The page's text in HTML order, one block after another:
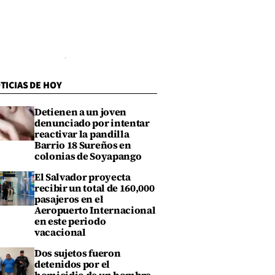
DE HOY
Detienen a un joven
denunciado por intentar
reactivar la pandilla
Barrio 18 Sureños en
colonias de Soyapango
El Salvador proyecta
recibir un total de 160,000
pasajeros en el
Aeropuerto Internacional
en este periodo
vacacional
Dos sujetos fueron
detenidos por el